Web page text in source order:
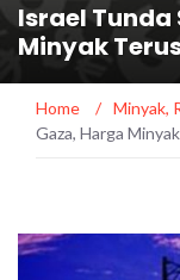
Israel Tunda
Minyak
Home / Minyak,
Gaza, Harga